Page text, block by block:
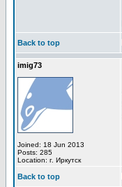
Back to top
imig73
Joined: 18 Jun 2013
Posts: 285
Location: г. Иркутск
Back to top